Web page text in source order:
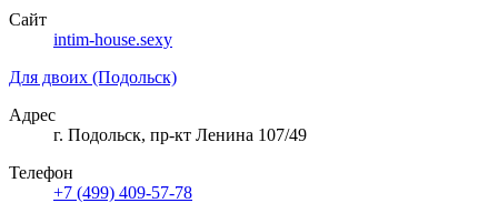
Сайт
intim-house.sexy
Для двоих (Подольск)
Адрес
г. Подольск, пр-кт Ленина 107/49
Телефон
+7 (499) 409-57-78